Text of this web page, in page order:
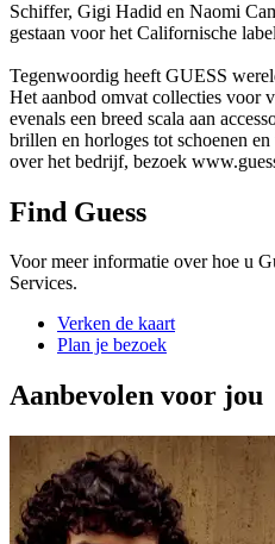
Schiffer, Gigi Hadid en Naomi
gestaan voor het Californische
Tegenwoordig heeft GUESS
Het aanbod omvat collecties voor
evenals een breed scala aan
brillen en horloges tot schoenen
over het bedrijf, bezoek
Find Guess
Voor meer informatie over hoe u
Services.
Verken de kaart
Plan je bezoek
Aanbevolen voor jou